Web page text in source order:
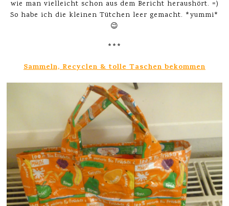
wie man vielleicht schon aus dem Bericht heraushört. =)
So habe ich die kleinen Tütchen leer gemacht. *yummi*
😉
***
Sammeln, Recyclen & tolle Taschen bekommen